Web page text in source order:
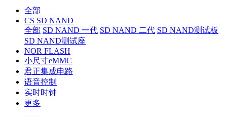
全部
CS SD NAND
全部 SD NAND 一代 SD NAND 二代 SD NAND测试板
SD NAND测试座
NOR FLASH
小尺寸eMMC
君正集成电路
语音控制
实时时钟
更多